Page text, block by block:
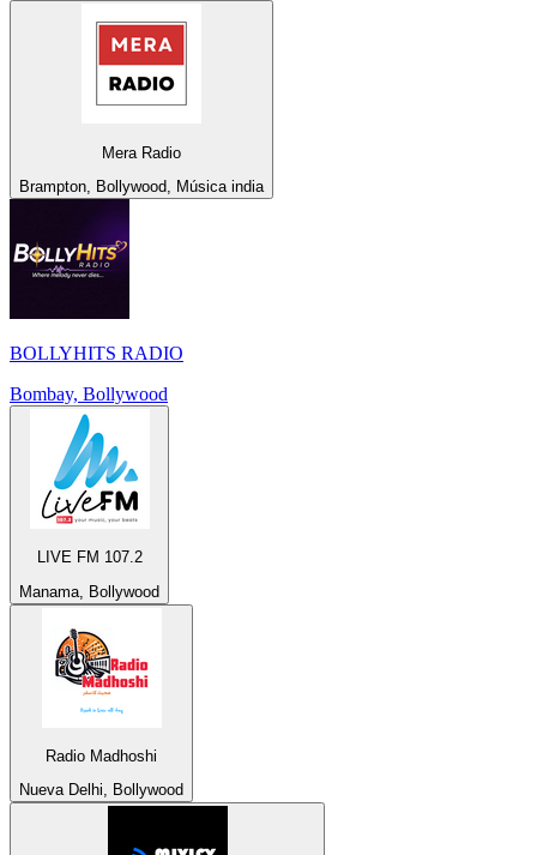
Mera Radio
Brampton, Bollywood, Música india
BOLLYHITS RADIO
Bombay, Bollywood
LIVE FM 107.2
Manama, Bollywood
Radio Madhoshi
Nueva Delhi, Bollywood